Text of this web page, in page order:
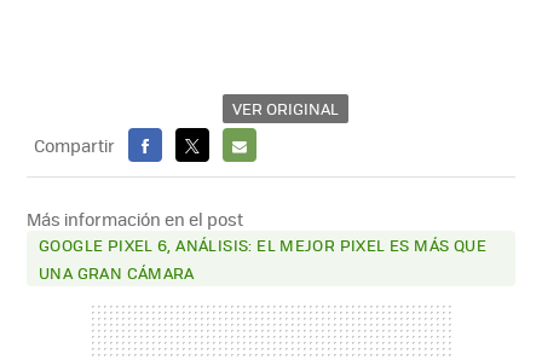
VER ORIGINAL
Compartir
FACEBOOK
X
E-
MAIL
Más información en el post
GOOGLE PIXEL 6, ANÁLISIS: EL MEJOR PIXEL ES MÁS QUE
UNA GRAN CÁMARA